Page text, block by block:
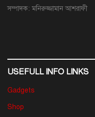
সম্পাদক: মনিরুজ্জামান আশরাফী
USEFULL INFO LINKS
Gadgets
Shop